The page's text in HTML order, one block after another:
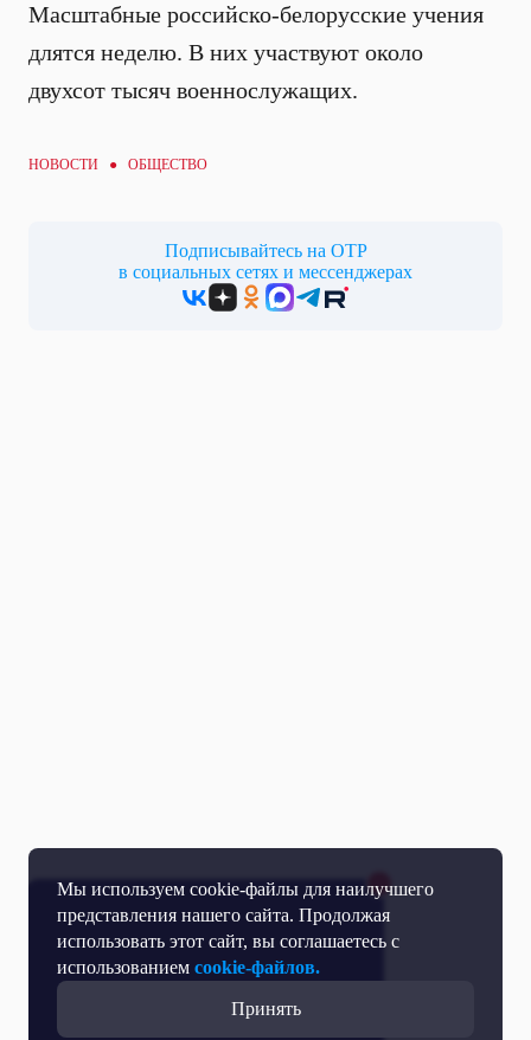
Мы используем cookie-файлы для наилучшего
представления нашего сайта. Продолжая
использовать этот сайт, вы соглашаетесь с
использованием cookie-файлов.
Принять
Масштабные российско-белорусские учения
длятся неделю. В них участвуют около
двухсот тысяч военнослужащих.
НОВОСТИ ● ОБЩЕСТВО
Подписывайтесь на ОТР
в социальных сетях и мессенджерах